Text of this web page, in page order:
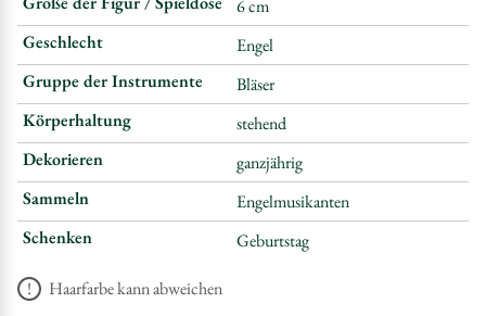
6 cm
Geschlecht
Engel
Gruppe der Instrumente
Bläser
Körperhaltung
stehend
Dekorieren
ganzjährig
Sammeln
Engelmusikanten
Schenken
Geburtstag
Haarfarbe kann abweichen